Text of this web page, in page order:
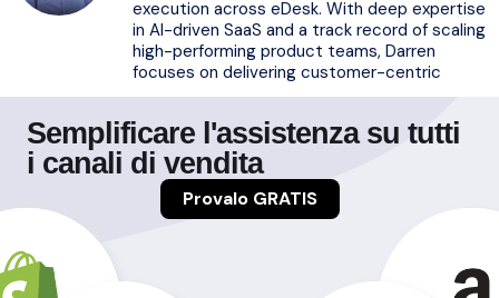
execution across eDesk. With deep expertise
in AI-driven SaaS and a track record of scaling
high-performing product teams, Darren
focuses on delivering customer-centric
Semplificare l'assistenza su tutti
i canali di vendita
Provalo GRATIS